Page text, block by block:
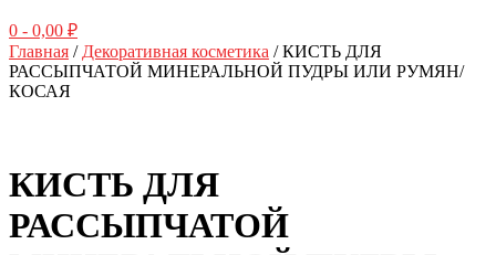
0 - 0,00 ₽
Главная / Декоративная косметика / КИСТЬ ДЛЯ
РАССЫПЧАТОЙ МИНЕРАЛЬНОЙ ПУДРЫ ИЛИ РУМЯН/
КОСАЯ
КИСТЬ ДЛЯ
РАССЫПЧАТОЙ